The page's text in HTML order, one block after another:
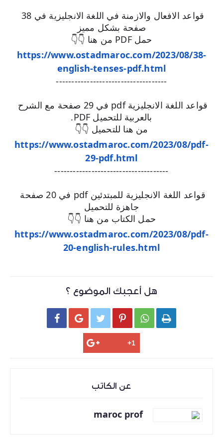
قواعد الافعال والازمنة في اللغة الانجليزية في 38
صفحة بشكل مميز
حمل PDF من هنا 👇👇
https://www.ostadmaroc.com/2023/08/38-
english-tenses-pdf.html
------------------------------------
بالعربية للتحميل PDF.
من هنا للتحميل 👇👇
https://www.ostadmaroc.com/2023/08/pdf-
29-pdf.html
-------------------------------------
جاهزة للتحميل
حمل الكتاب من هنا 👇👇
https://www.ostadmaroc.com/2023/08/pdf-
20-english-rules.html
هل أعجبك الموضوع ؟
     
عن الكاتب
maroc prof